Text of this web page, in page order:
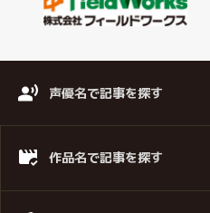
声優名で記事を探す
作品名で記事を探す